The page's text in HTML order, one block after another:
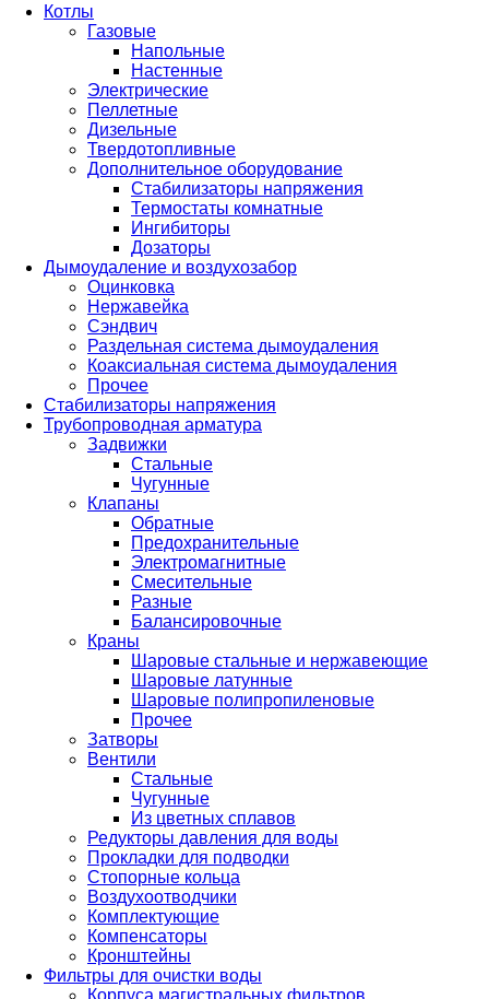
Котлы
Газовые
Напольные
Настенные
Электрические
Пеллетные
Дизельные
Твердотопливные
Дополнительное оборудование
Стабилизаторы напряжения
Термостаты комнатные
Ингибиторы
Дозаторы
Дымоудаление и воздухозабор
Оцинковка
Нержавейка
Сэндвич
Раздельная система дымоудаления
Коаксиальная система дымоудаления
Прочее
Стабилизаторы напряжения
Трубопроводная арматура
Задвижки
Стальные
Чугунные
Клапаны
Обратные
Предохранительные
Электромагнитные
Смесительные
Разные
Балансировочные
Краны
Шаровые стальные и нержавеющие
Шаровые латунные
Шаровые полипропиленовые
Прочее
Затворы
Вентили
Стальные
Чугунные
Из цветных сплавов
Редукторы давления для воды
Прокладки для подводки
Стопорные кольца
Воздухоотводчики
Комплектующие
Компенсаторы
Кронштейны
Фильтры для очистки воды
Корпуса магистральных фильтров